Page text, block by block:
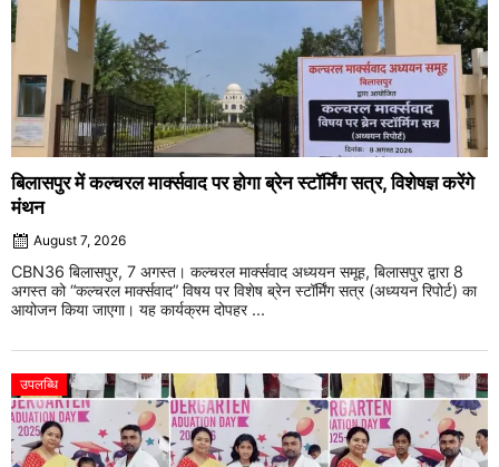
बिलासपुर में कल्चरल मार्क्सवाद पर होगा ब्रेन स्टॉर्मिंग सत्र, विशेषज्ञ करेंगे
मंथन
August 7, 2026
CBN36 बिलासपुर, 7 अगस्त। कल्चरल मार्क्सवाद अध्ययन समूह, बिलासपुर द्वारा 8
अगस्त को “कल्चरल मार्क्सवाद” विषय पर विशेष ब्रेन स्टॉर्मिंग सत्र (अध्ययन रिपोर्ट) का
आयोजन किया जाएगा। यह कार्यक्रम दोपहर ...
उपलब्धि